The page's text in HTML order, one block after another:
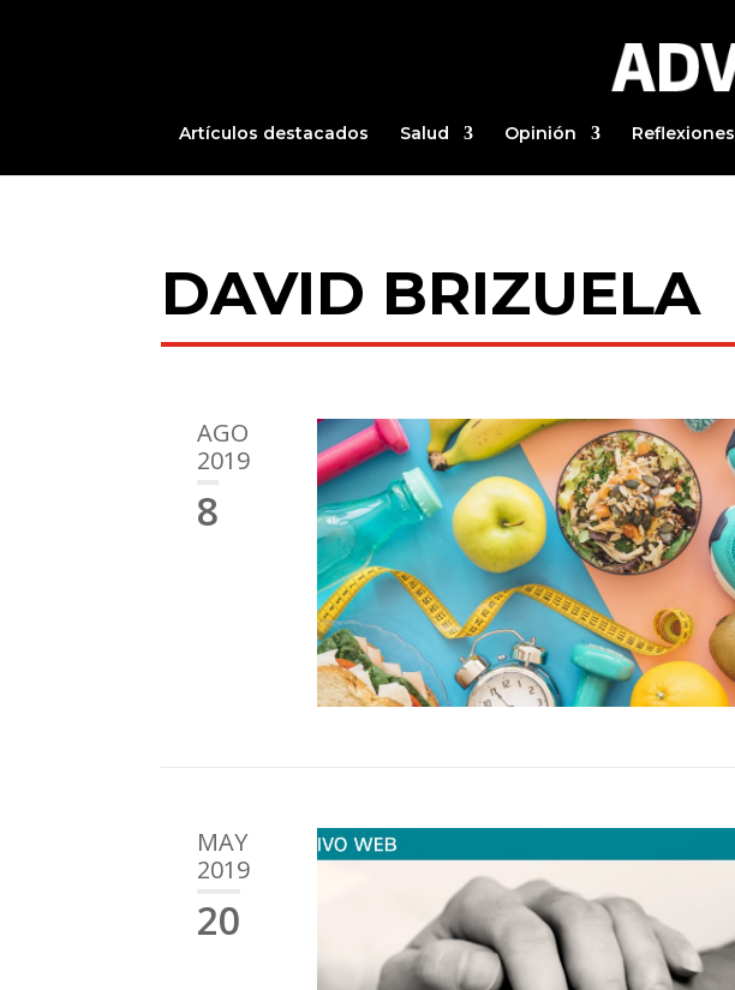
Artículos destacados Salud Opinión Reflexiones
DAVID BRIZUELA
AGO
2019
8
MAY
2019
20